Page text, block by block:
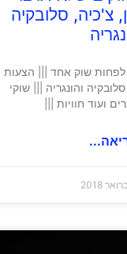
צ'כיה, סלובקיה
לפחות שוק אחד ||| הצעות
והונגריה ||| שוקי
ועוד חוויות |||